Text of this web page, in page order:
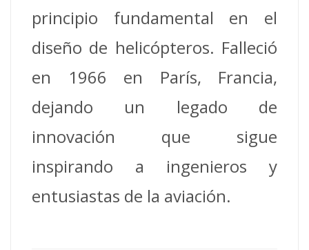
principio fundamental en el
diseño de helicópteros. Falleció
en 1966 en París, Francia,
dejando un legado de
innovación que sigue
inspirando a ingenieros y
entusiastas de la aviación.